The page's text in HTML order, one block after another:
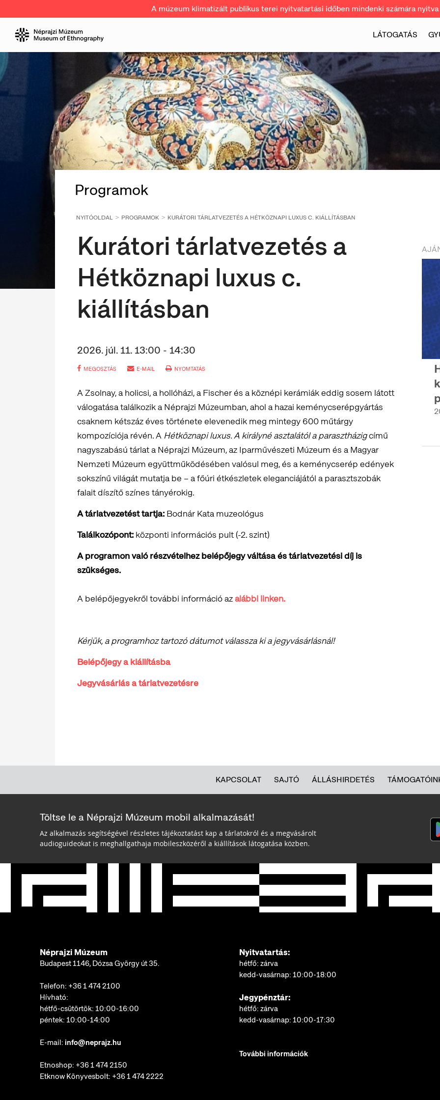
A múzeum klimatizált publikus terei nyitvatartási időben mindenki számára nyitva
LÁTOGATÁS
Programok
NYITÓOLDAL PROGRAMOK KURÁTORI TÁRLATVEZETÉS A HÉTKÖZNAPI LUXUS C. KIÁLLÍTÁSBAN
Kurátori tárlatvezetés a
Hétköznapi luxus c.
kiállításban
2026. júl. 11. 13:00 - 14:30
MEGOSZTÁS E-MAIL NYOMTATÁS
A Zsolnay, a holicsi, a hollóházi, a Fischer és a köznépi kerámiák eddig sosem látott
válogatása találkozik a Néprajzi Múzeumban, ahol a hazai keménycserépgyártás
csaknem kétszáz éves története elevenedik meg mintegy 600 műtárgy
kompozíciója révén. A Hétköznapi luxus. A királyné asztalától a parasztházigcímű
nagyszabású tárlat a Néprajzi Múzeum, az Iparművészeti Múzeum és a Magyar
Nemzeti Múzeum együttműködésében valósul meg, és a keménycserép edények
sokszínű világát mutatja be – a főúri étkészletek eleganciájától a parasztszobák
falait díszítő színes tányérokig.
A tárlatvezetést tartja: Bodnár Kata muzeológus
Találkozópont: központi információs pult (-2. szint)
A programon való részvételhez belépőjegy váltása és tárlatvezetési díj is
szükséges.
A belépőjegyekről további információ azalábbi linken.
Kérjük, a programhoz tartozó dátumot válassza ki a jegyvásárlásnál!
Belépőjegy a kiállításba
Jegyvásárlás a tárlatvezetésre
KAPCSOLAT SAJTÓ ÁLLÁSHIRDETÉS
Töltse le a Néprajzi Múzeum mobil alkalmazását!
Az alkalmazás segítségével részletes tájékoztatást kap a tárlatokról és a megvásárolt
audioguideokat is meghallgathaja mobileszközéről a kiállítások látogatása közben.
Néprajzi Múzeum
Budapest 1146, Dózsa György út 35.
Telefon: +36 1 474 2100
Hívható:
hétfő-csütörtök: 10:00-16:00
péntek: 10:00-14:00
E-mail: info@neprajz.hu
Etnoshop: +36 1 474 2150
Etknow Könyvesbolt: +36 1 474 2222
Nyitvatartás:
hétfő: zárva
kedd-vasárnap: 10:00-18:00
Jegypénztár:
hétfő: zárva
kedd-vasárnap: 10:00-17:30
További információk